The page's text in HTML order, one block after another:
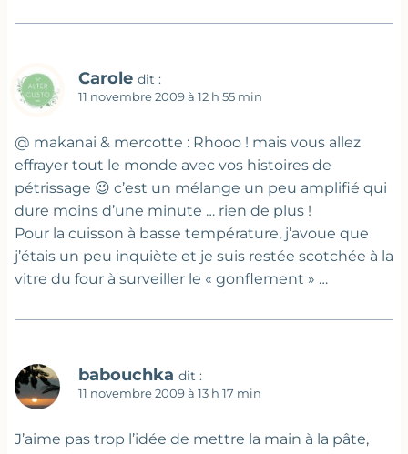
Carole dit :
11 novembre 2009 à 12 h 55 min
@ makanai & mercotte : Rhooo ! mais vous allez
effrayer tout le monde avec vos histoires de
pétrissage 😉 c’est un mélange un peu amplifié qui
dure moins d’une minute … rien de plus !
Pour la cuisson à basse température, j’avoue que
j’étais un peu inquiète et je suis restée scotchée à la
vitre du four à surveiller le « gonflement » …
babouchka dit :
11 novembre 2009 à 13 h 17 min
J’aime pas trop l’idée de mettre la main à la pâte,